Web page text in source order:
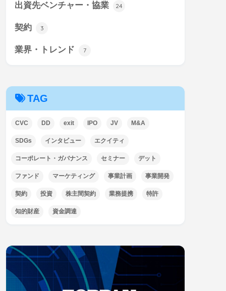
出資先ベンチャー・協業 24
契約 3
業界・トレンド 7
TAG
CVC DD exit IPO JV M&A
SDGs インタビュー エクイティ
コーポレート・ガバナンス セミナー デット
ファンド マーケティング 事業計画 事業開発
契約 投資 株主間契約 業務提携 特許
知的財産 資金調達